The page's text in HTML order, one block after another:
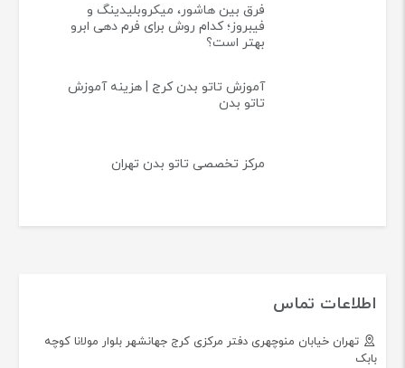
فرق بین هاشور، میکروبلیدینگ و
فیبروز؛ کدام روش برای فرم دهی ابرو
بهتر است؟
آموزش تاتو بدن کرج | هزینه آموزش
تاتو بدن
مرکز تخصصی تاتو بدن تهران
اطلاعات تماس
تهران خیابان منوچهری دفتر مرکزی کرج جهانشهر بلوار مولانا کوچه
بابک